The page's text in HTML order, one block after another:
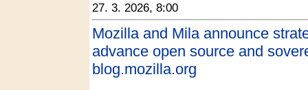
27. 3. 2026, 8:00
Mozilla and Mila announce
advance open source and
blog.mozilla.org